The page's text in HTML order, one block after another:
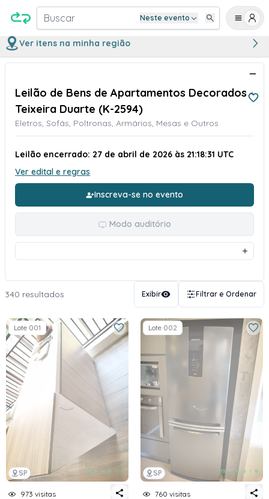
Buscar Neste evento
Ver itens na minha região
Leilão de Bens de Apartamentos Decorados -
Teixeira Duarte (K-2594)
Eletros, Sofás, Poltronas, Armários, Mesas e Outros
Leilão encerrado: 27 de abril de 2026 às 21:18:31 UTC
Ver edital e regras
Inscreva-se no evento
Modo auditório
340 resultados Exibir Filtrar e Ordenar
SP
Lote 001
973 visitas
SP
Lote 002
760 visitas